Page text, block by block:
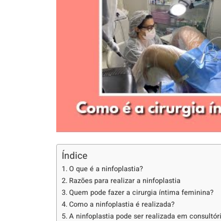
Índice
O que é a ninfoplastia?
Razões para realizar a ninfoplastia
Quem pode fazer a cirurgia íntima feminina?
Como a ninfoplastia é realizada?
A ninfoplastia pode ser realizada em